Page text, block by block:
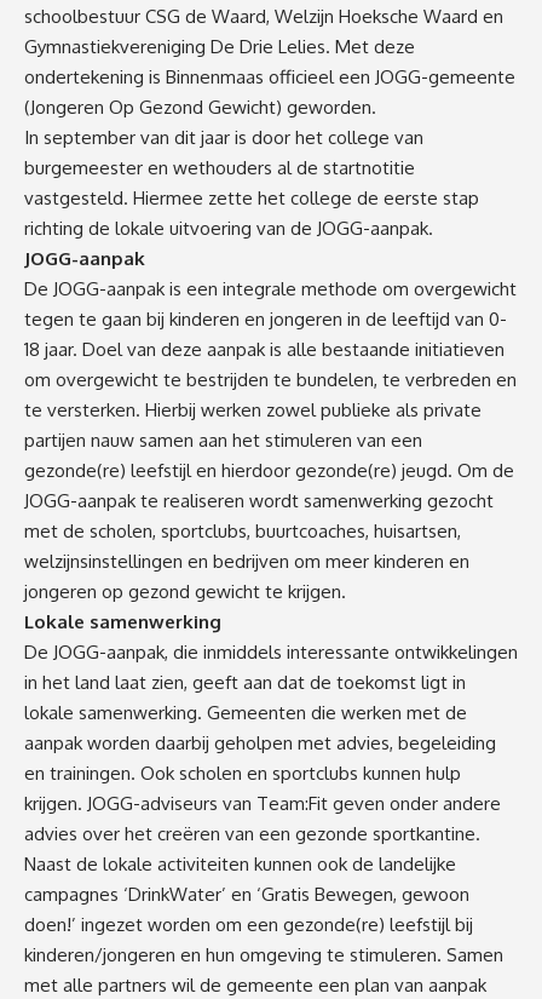
schoolbestuur CSG de Waard, Welzijn Hoeksche Waard en
Gymnastiekvereniging De Drie Lelies. Met deze
ondertekening is Binnenmaas officieel een JOGG-gemeente
(Jongeren Op Gezond Gewicht) geworden.
In september van dit jaar is door het college van
burgemeester en wethouders al de startnotitie
vastgesteld. Hiermee zette het college de eerste stap
richting de lokale uitvoering van de JOGG-aanpak.
JOGG-aanpak
De JOGG-aanpak is een integrale methode om overgewicht
tegen te gaan bij kinderen en jongeren in de leeftijd van 0-
18 jaar. Doel van deze aanpak is alle bestaande initiatieven
om overgewicht te bestrijden te bundelen, te verbreden en
te versterken. Hierbij werken zowel publieke als private
partijen nauw samen aan het stimuleren van een
gezonde(re) leefstijl en hierdoor gezonde(re) jeugd. Om de
JOGG-aanpak te realiseren wordt samenwerking gezocht
met de scholen, sportclubs, buurtcoaches, huisartsen,
welzijnsinstellingen en bedrijven om meer kinderen en
jongeren op gezond gewicht te krijgen.
Lokale samenwerking
De JOGG-aanpak, die inmiddels interessante ontwikkelingen
in het land laat zien, geeft aan dat de toekomst ligt in
lokale samenwerking. Gemeenten die werken met de
aanpak worden daarbij geholpen met advies, begeleiding
en trainingen. Ook scholen en sportclubs kunnen hulp
krijgen. JOGG-adviseurs van Team:Fit geven onder andere
advies over het creëren van een gezonde sportkantine.
Naast de lokale activiteiten kunnen ook de landelijke
campagnes ‘DrinkWater’ en ‘Gratis Bewegen, gewoon
doen!’ ingezet worden om een gezonde(re) leefstijl bij
kinderen/jongeren en hun omgeving te stimuleren. Samen
met alle partners wil de gemeente een plan van aanpak